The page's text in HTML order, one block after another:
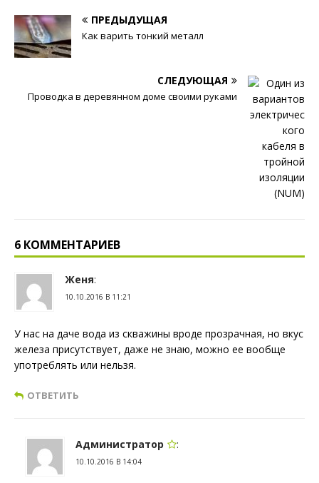
ПРЕДЫДУЩАЯ
Как варить тонкий металл
СЛЕДУЮЩАЯ
Проводка в деревянном доме своими руками
6 КОММЕНТАРИЕВ
Женя:
10.10.2016 В 11:21
У нас на даче вода из скважины вроде прозрачная, но вкус
железа присутствует, даже не знаю, можно ее вообще
употреблять или нельзя.
ОТВЕТИТЬ
Администратор :
10.10.2016 В 14:04